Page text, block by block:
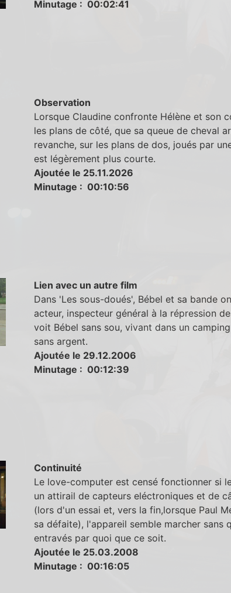
Minutage : 00:02:41
Observation
Lorsque Claudine confronte Hélène et son
les plans de côté, que sa queue de cheval
revanche, sur les plans de dos, joués par
est légèrement plus courte.
Ajoutée le 25.11.2026
Minutage : 00:10:56
Lien avec un autre film
Dans 'Les sous-doués', Bébel et sa bande
acteur, inspecteur général à la répression
voit Bébel sans sou, vivant dans un
sans argent.
Ajoutée le 29.12.2006
Minutage : 00:12:39
Continuité
Le love-computer est censé fonctionner si
un attirail de capteurs eléctroniques et de
(lors d'un essai et, vers la fin,lorsque Paul
sa défaite), l'appareil semble marcher sans
entravés par quoi que ce soit.
Ajoutée le 25.03.2008
Minutage : 00:16:05